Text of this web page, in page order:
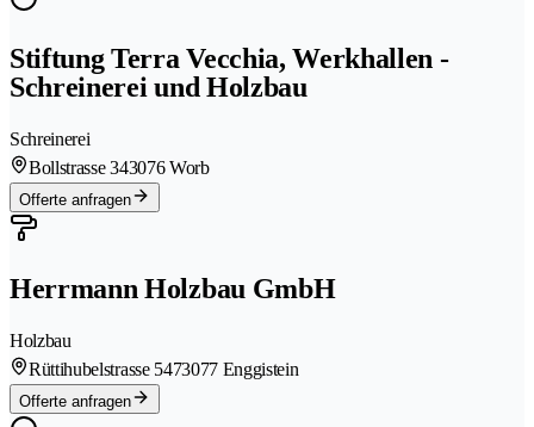
Stiftung Terra Vecchia, Werkhallen -
Schreinerei und Holzbau
Schreinerei
Bollstrasse 343076 Worb
Offerte anfragen
Herrmann Holzbau GmbH
Holzbau
Rüttihubelstrasse 5473077 Enggistein
Offerte anfragen